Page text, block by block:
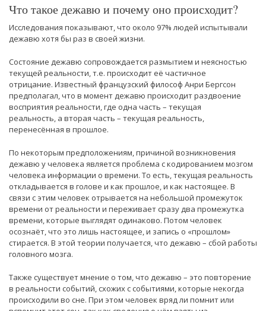
Что такое дежавю и почему оно происходит?
Исследования показывают, что около 97% людей испытывали
дежавю хотя бы раз в своей жизни.
Состояние дежавю сопровождается размытием и неясностью
текущей реальности, т.е. происходит её частичное
отрицание. Известный французский философ Анри Бергсон
предполагал, что в момент дежавю происходит раздвоение
восприятия реальности, где одна часть – текущая
реальность, а вторая часть – текущая реальность,
перенесённая в прошлое.
По некоторым предположениям, причиной возникновения
дежавю у человека является проблема с кодированием мозгом
человека информации о времени. То есть, текущая реальность
откладывается в голове и как прошлое, и как настоящее. В
связи с этим человек отрывается на небольшой промежуток
времени от реальности и переживает сразу два промежутка
времени, которые выглядят одинаково. Потом человек
осознаёт, что это лишь настоящее, и запись о «прошлом»
стирается. В этой теории получается, что дежавю – сбой работы
головного мозга.
Также существует мнение о том, что дежавю – это повторение
в реальности событий, схожих с событиями, которые некогда
происходили во сне. При этом человек вряд ли помнит или